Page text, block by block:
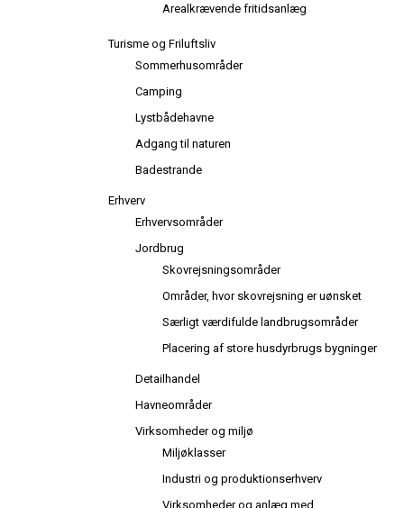
Arealkrævende fritidsanlæg
Turisme og Friluftsliv
Sommerhusområder
Camping
Lystbådehavne
Adgang til naturen
Badestrande
Erhverv
Erhvervsområder
Jordbrug
Skovrejsningsområder
Områder, hvor skovrejsning er uønsket
Særligt værdifulde landbrugsområder
Placering af store husdyrbrugs bygninger
Detailhandel
Havneområder
Virksomheder og miljø
Miljøklasser
Industri og produktionserhverv
Virksomheder og anlæg med